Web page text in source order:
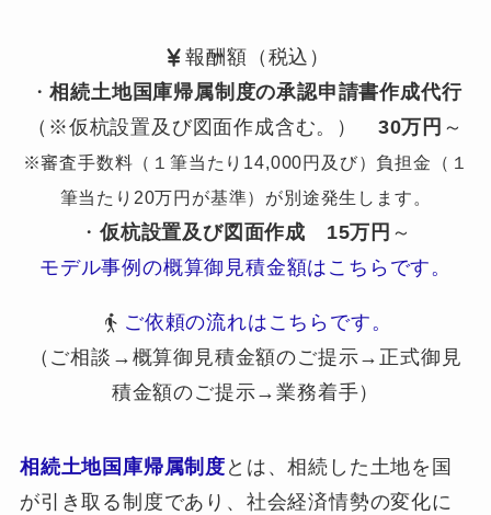
報酬額（税込）
・相続土地国庫帰属制度の承認申請書作成代行
（※仮杭設置及び図面作成含む。） 30万円 ～
※審査手数料（１筆当たり14,000円及び）負担金（１
筆当たり20万円が基準）が別途発生します。
・ 仮杭設置及び図面作成 15万円 ～
モデル事例の概算御見積金額はこちらです。
ご依頼の流れはこちらです。
（ご相談→概算御見積金額のご提示→正式御見
積金額のご提示→業務着手）
相続土地国庫帰属制度 とは、相続した土地を国
が引き取る制度であり、社会経済情勢の変化に